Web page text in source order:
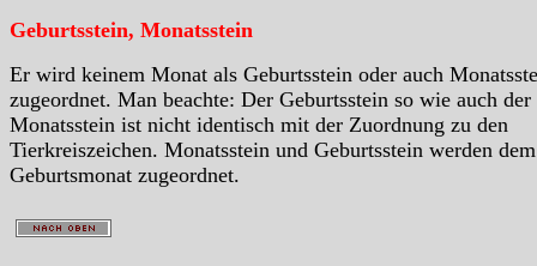
Geburtsstein, Monatsstein
Er wird keinem Monat als Geburtsstein oder auch
zugeordnet. Man beachte: Der Geburtsstein so wie auch der
Monatsstein ist nicht identisch mit der Zuordnung zu den
Tierkreiszeichen. Monatsstein und Geburtsstein werden dem
Geburtsmonat zugeordnet.